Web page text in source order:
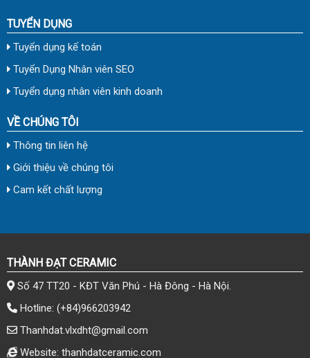
TUYỂN DỤNG
Tuyển dụng kế toán
Tuyển Dụng Nhân viên SEO
Tuyển dụng nhân viên kinh doanh
VỀ CHÚNG TÔI
Thông tin liên hệ
Giới thiệu về chúng tôi
Cam kết chất lượng
THÀNH ĐẠT CERAMIC
Số 47 TT20 - KĐT Văn Phú - Hà Đông - Hà Nội.
Hotline: (+84)966203942
Thanhdat.vlxdht@gmail.com
Website: thanhdatceramic.com